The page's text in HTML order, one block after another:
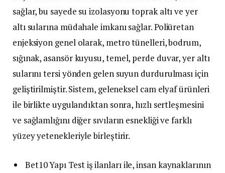
sağlar, bu sayede su izolasyonu toprak altı ve yer
altı sularına müdahale imkanı sağlar. Poliüretan
enjeksiyon genel olarak, metro tünelleri, bodrum,
sığınak, asansör kuyusu, temel, perde duvar, yer altı
sularını tersi yönden gelen suyun durdurulması için
geliştirilmiştir. Sistem, geleneksel cam elyaf ürünleri
ile birlikte uygulandıktan sonra, hızlı sertleşmesini
ve sağlamlığını diğer sıvıların esnekliği ve farklı
yüzey yetenekleriyle birleştirir.
Bet10 Yapı Test iş ilanları ile, insan kaynaklarının